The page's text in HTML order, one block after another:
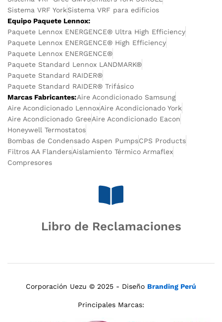
Sistema VRF YorkSistema VRF para edificios
Equipo Paquete Lennox:
Paquete Lennox ENERGENCE® Ultra High Efficiency
Paquete Lennox ENERGENCE® High Efficiency
Paquete Lennox ENERGENCE®
Paquete Standard Lennox LANDMARK®
Paquete Standard RAIDER®
Paquete Standard RAIDER® Trifásico
Marcas Fabricantes:Aire Acondicionado Samsung
Aire Acondicionado LennoxAire Acondicionado York
Aire Acondicionado GreeAire Acondicionado Eacon
Honeywell Termostatos
Bombas de Condensado Aspen PumpsCPS Products
Filtros AA FlandersAislamiento Térmico Armaflex
Compresores
Libro de Reclamaciones
Corporación Uezu © 2025 - Diseño Branding Perú
Principales Marcas: